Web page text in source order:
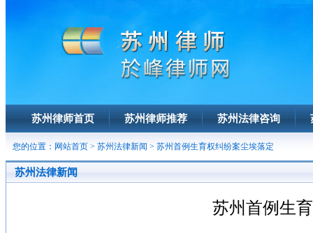
苏州律师首页 苏州律师推荐 苏州法律咨询
您的位置： 网站首页 > 苏州法律新闻 > 苏州首例生育权纠纷案尘埃落定
苏州法律新闻
苏州首例生